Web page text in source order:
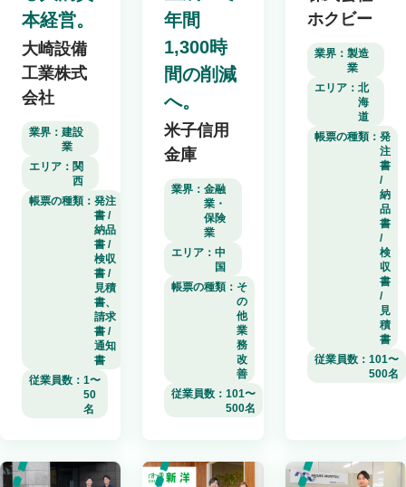
本経営。
大崎設備
工業株式
会社
業界： 建設
業
エリア： 関
西
帳票の種類： 発注
書 /
納品
書 /
検収
書 /
見積
書、
請求
書 /
通知
書
従業員数： 1〜
50
名
年間
1,300時
間の削減
へ。
米子信用
金庫
業界：金融
業・
保険
業
エリア：中
国
帳票の種類： そ
の
他
業
務
改
善
従業員数：101〜
500名
ホクビー
業界： 製造
業
エリア： 北
海
道
帳票の種類： 発
注
書
/
納
品
書
/
検
収
書
/
見
積
書
従業員数： 101〜
500名